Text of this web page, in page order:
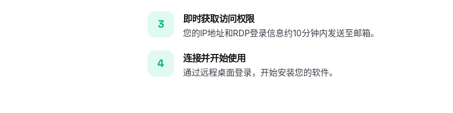
即时获取访问权限
您的IP地址和RDP登录信息约10分钟内发送至邮箱。
连接并开始使用
通过远程桌面登录，开始安装您的软件。